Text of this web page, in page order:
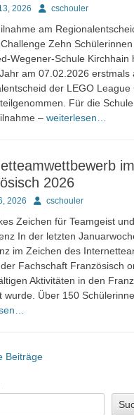
2026 Autorcschouler
am
Zehn
Wegener-Schule Kirchhain
am 07.02.2026 erstmals
der LEGO League
Für die
– weiterlesen…
2026
2026 Autorcschouler
Zeichen für Teamgeist
In der letzten
im Zeichen des
Fachschaft Französisch
Aktivitäten in den
wurde. Über 150
Beiträge